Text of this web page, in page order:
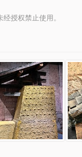
授权禁止使用。